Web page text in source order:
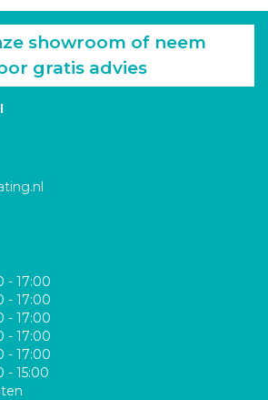
showroom of neem
gratis advies
- 17:00
- 17:00
- 17:00
- 17:00
- 17:00
- 15:00